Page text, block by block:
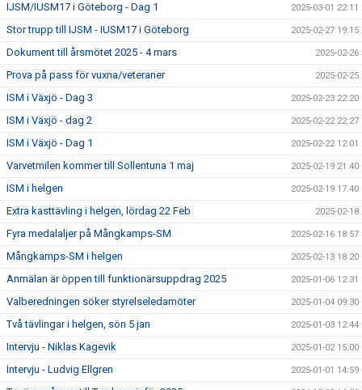
IJSM/IUSM17 i Göteborg - Dag 1 2025-03-01 22:11
Stor trupp till IJSM - IUSM17 i Göteborg 2025-02-27 19:15
Dokument till årsmötet 2025 - 4 mars 2025-02-26
Prova på pass för vuxna/veteraner 2025-02-25
ISM i Växjö - Dag 3 2025-02-23 22:20
ISM i Växjö - dag 2 2025-02-22 22:27
ISM i Växjö - Dag 1 2025-02-22 12:01
Varvetmilen kommer till Sollentuna 1 maj 2025-02-19 21:40
ISM i helgen 2025-02-19 17:40
Extra kasttävling i helgen, lördag 22 Feb 2025-02-18
Fyra medalaljer på Mångkamps-SM 2025-02-16 18:57
Mångkamps-SM i helgen 2025-02-13 18:20
Anmälan är öppen till funktionärsuppdrag 2025 2025-01-06 12:31
Valberedningen söker styrelseledamöter 2025-01-04 09:30
Två tävlingar i helgen, sön 5 jan 2025-01-03 12:44
Intervju - Niklas Kagevik 2025-01-02 15:00
Intervju - Ludvig Ellgren 2025-01-01 14:59